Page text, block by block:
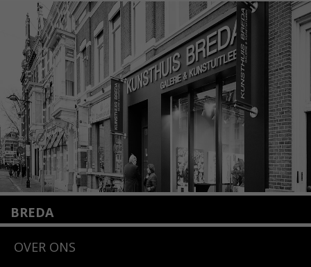
Amstelveenseweg 135
1075 VX Amsterdam
+31 (0)20 2332546
info@kunsthuisamsterdam.nl
Lees meer
BREDA
4818 SB Breda
OVER ONS